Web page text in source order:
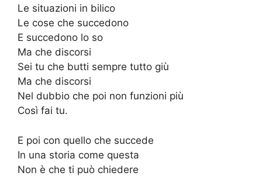
Le situazioni in bilico
Le cose che succedono
E succedono lo so
Ma che discorsi
Sei tu che butti sempre tutto giù
Ma che discorsi
Nel dubbio che poi non funzioni più
Così fai tu.
E poi con quello che succede
In una storia come questa
Non è che ti può chiedere